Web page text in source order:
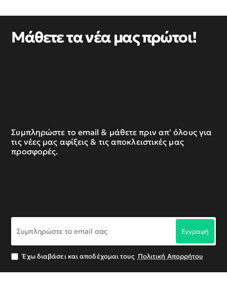
Μάθετε τα νέα μας πρώτοι!
Συμπληρώστε το email & μάθετε πριν απ' όλους για
τις νέες μας αφίξεις & τις αποκλειστικές μας
προσφορές.
το
σας
Εγγραφή
Έχω διαβάσει και αποδέχομαι τους Πολιτική Απορρήτου